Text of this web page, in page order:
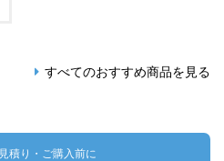
すべてのおすすめ商品を見る
積り・ご購入前に